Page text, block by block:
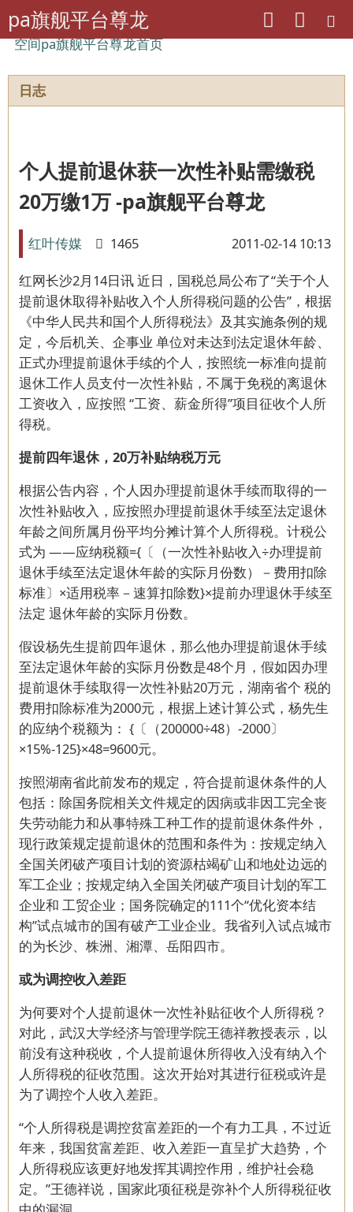
pa旗舰平台尊龙
空间pa旗舰平台尊龙首页
日志
个人提前退休获一次性补贴需缴税
20万缴1万 -pa旗舰平台尊龙
红叶传媒 1465 2011-02-14 10:13
红网长沙2月14日讯 近日，国税总局公布了“关于个人
提前退休取得补贴收入个人所得税问题的公告”，根据
《中华人民共和国个人所得税法》及其实施条例的规
定，今后机关、企事业 单位对未达到法定退休年龄、
正式办理提前退休手续的个人，按照统一标准向提前
退休工作人员支付一次性补贴，不属于免税的离退休
工资收入，应按照 “工资、薪金所得”项目征收个人所
得税。
提前四年退休，20万补贴纳税万元
根据公告内容，个人因办理提前退休手续而取得的一
次性补贴收入，应按照办理提前退休手续至法定退休
年龄之间所属月份平均分摊计算个人所得税。计税公
式为 ——应纳税额={〔（一次性补贴收入÷办理提前
退休手续至法定退休年龄的实际月份数）－费用扣除
标准〕×适用税率－速算扣除数}×提前办理退休手续至
法定 退休年龄的实际月份数。
假设杨先生提前四年退休，那么他办理提前退休手续
至法定退休年龄的实际月份数是48个月，假如因办理
提前退休手续取得一次性补贴20万元，湖南省个 税的
费用扣除标准为2000元，根据上述计算公式，杨先生
的应纳个税额为： {〔（200000÷48）-2000〕
×15%-125}×48=9600元。
按照湖南省此前发布的规定，符合提前退休条件的人
包括：除国务院相关文件规定的因病或非因工完全丧
失劳动能力和从事特殊工种工作的提前退休条件外，
现行政策规定提前退休的范围和条件为：按规定纳入
全国关闭破产项目计划的资源枯竭矿山和地处边远的
军工企业；按规定纳入全国关闭破产项目计划的军工
企业和 工贸企业；国务院确定的111个“优化资本结
构”试点城市的国有破产工业企业。我省列入试点城市
的为长沙、株洲、湘潭、岳阳四市。
或为调控收入差距
为何要对个人提前退休一次性补贴征收个人所得税？
对此，武汉大学经济与管理学院王德祥教授表示，以
前没有这种税收，个人提前退休所得收入没有纳入个
人所得税的征收范围。这次开始对其进行征税或许是
为了调控个人收入差距。
“个人所得税是调控贫富差距的一个有力工具，不过近
年来，我国贫富差距、收入差距一直呈扩大趋势，个
人所得税应该更好地发挥其调控作用，维护社会稳
定。”王德祥说，国家此项征税是弥补个人所得税征收